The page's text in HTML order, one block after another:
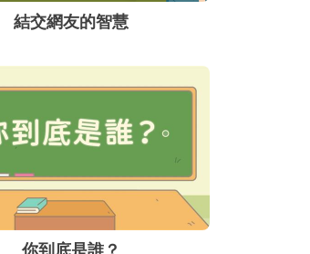
結交網友的智慧
你到底是誰？